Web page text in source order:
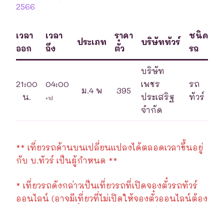
2566
เวลา
ออก
เวลา
ถึง
ประเภท
ราคา
ตั๋ว
บริษัททัวร์
ชนิด
รถ
21:00
น.
04:00
+1d
ม.4 พ 395
บริษัท
เพชร
ประเสริฐ
จำกัด
รถ
ทัวร์
** เที่ยวรถด้านบนเปลี่ยนแปลงได้ตลอดเวลาขึ้นอยู่
กับ บ.ทัวร์ เป็นผู้กำหนด **
* เที่ยวรถดังกล่าวเป็นเที่ยวรถที่เปิดจองตั๋วรถทัวร์
ออนไลน์ (อาจมีเที่ยวที่ไม่เปิดให้จองตั๋วออนไลน์ต้อง